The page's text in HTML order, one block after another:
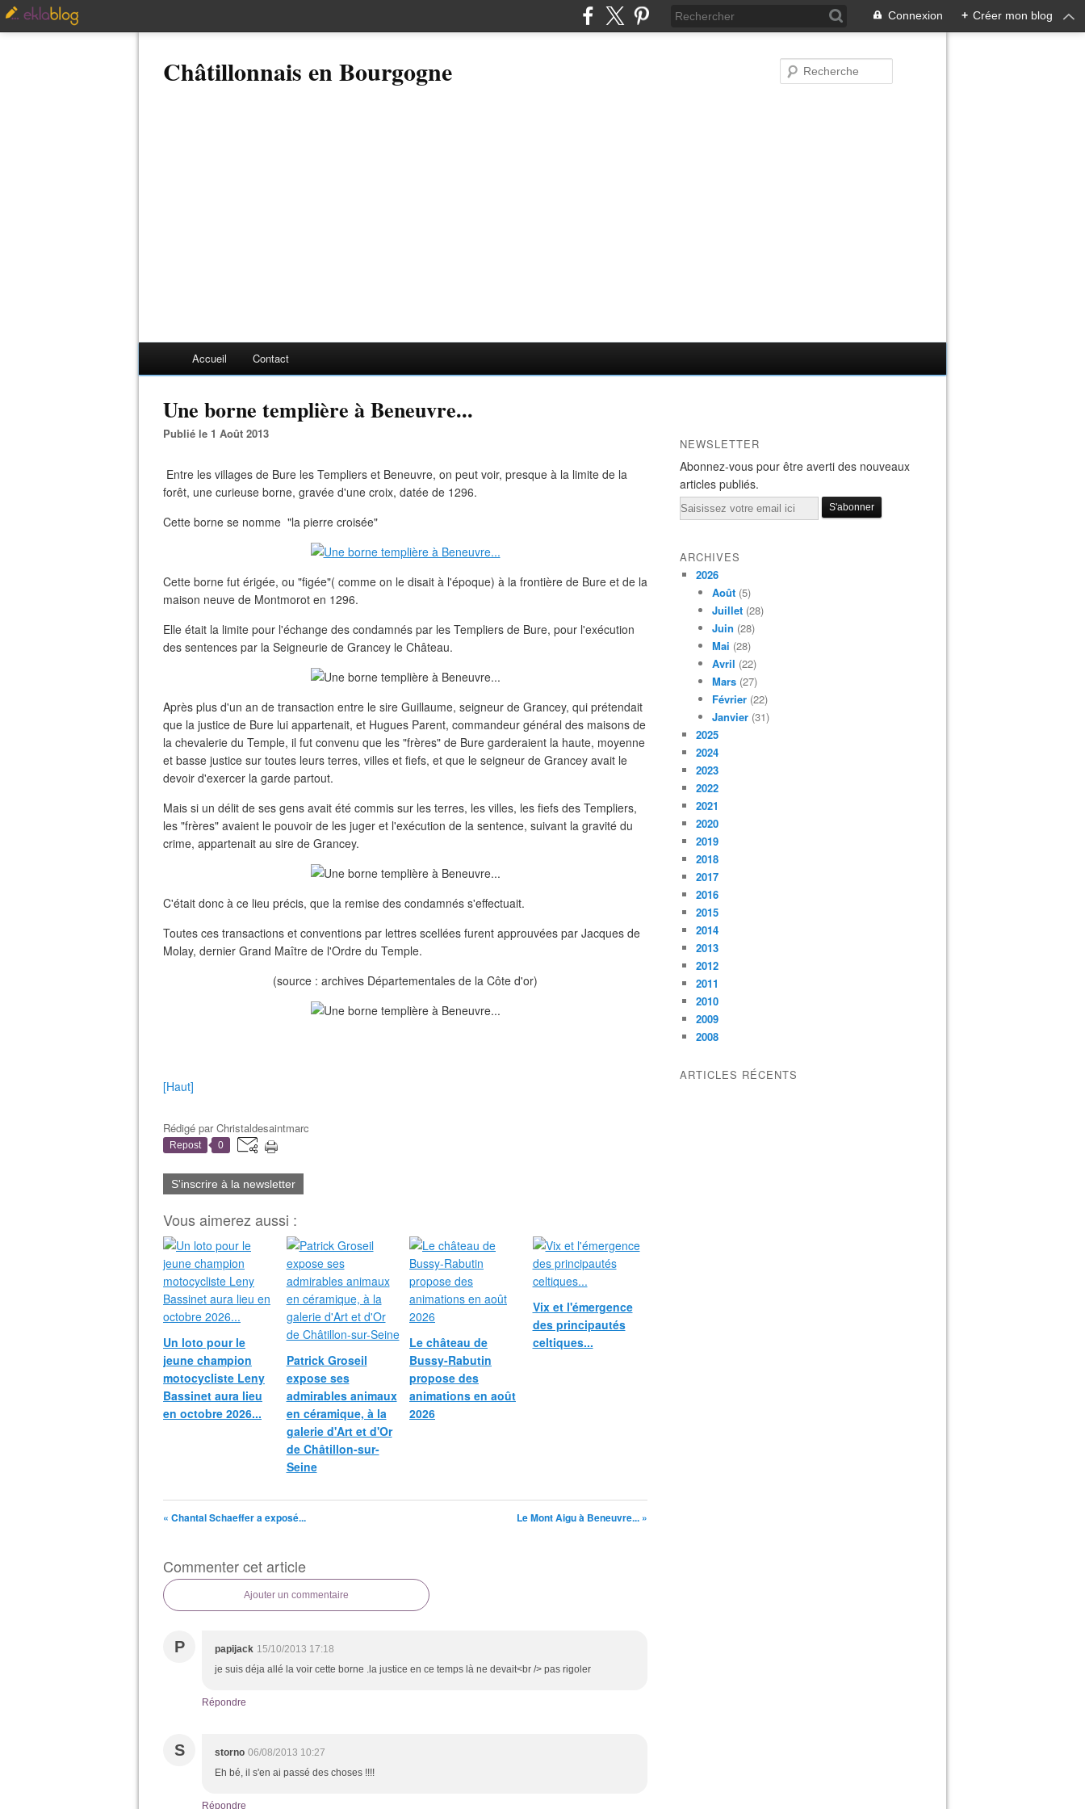
Connexion + Créer mon blog
Châtillonnais en Bourgogne
Accueil Contact
Une borne templière à Beneuvre...
Publié le 1 Août 2013
Entre les villages de Bure les Templiers et Beneuvre, on peut voir, presque à la limite de la
forêt, une curieuse borne, gravée d'une croix, datée de 1296.
Cette borne se nomme "la pierre croisée"
Cette borne fut érigée, ou "figée"( comme on le disait à l'époque) à la frontière de Bure et de la
maison neuve de Montmorot en 1296.
Elle était la limite pour l'échange des condamnés par les Templiers de Bure, pour l'exécution
des sentences par la Seigneurie de Grancey le Château.
Après plus d'un an de transaction entre le sire Guillaume, seigneur de Grancey, qui prétendait
que la justice de Bure lui appartenait, et Hugues Parent, commandeur général des maisons de
la chevalerie du Temple, il fut convenu que les "frères" de Bure garderaient la haute, moyenne
et basse justice sur toutes leurs terres, villes et fiefs, et que le seigneur de Grancey avait le
devoir d'exercer la garde partout.
Mais si un délit de ses gens avait été commis sur les terres, les villes, les fiefs des Templiers,
les "frères" avaient le pouvoir de les juger et l'exécution de la sentence, suivant la gravité du
crime, appartenait au sire de Grancey.
C'était donc à ce lieu précis, que la remise des condamnés s'effectuait.
Toutes ces transactions et conventions par lettres scellées furent approuvées par Jacques de
Molay, dernier Grand Maître de l'Ordre du Temple.
(source : archives Départementales de la Côte d'or)
[Haut]
Rédigé parChristaldesaintmarc
Repost 0
S'inscrire à la newsletter
Vous aimerez aussi :
Un loto pour le
jeune champion
motocycliste Leny
Bassinet aura lieu
en octobre 2026...
Patrick Groseil
expose ses
admirables animaux
en céramique, à la
galerie d'Art et d'Or
de Châtillon-sur-
Seine
Le château de
Bussy-Rabutin
propose des
animations en août
2026
Vix et l'émergence
des principautés
celtiques...
« Chantal Schaeffer a exposé... Le Mont Aigu à Beneuvre... »
Commenter cet article
Ajouter un commentaire
P papijack 15/10/2013 17:18
je suis déja allé la voir cette borne .la justice en ce temps là ne devait<br /> pas rigoler
Répondre
S storno 06/08/2013 10:27
Eh bé, il s'en ai passé des choses !!!!
Répondre
NEWSLETTER
Abonnez-vous pour être averti des nouveaux
articles publiés.
Email
ARCHIVES
2026
Août (5)
Juillet (28)
Juin (28)
Mai (28)
Avril (22)
Mars (27)
Février (22)
Janvier (31)
2025
2024
2023
2022
2021
2020
2019
2018
2017
2016
2015
2014
2013
2012
2011
2010
2009
2008
ARTICLES RÉCENTS